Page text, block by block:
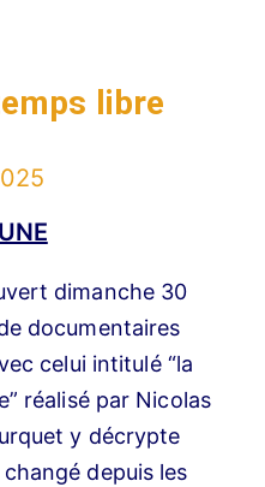
libre
dimanche 30
documentaires
celui intitulé “la
réalisé par Nicolas
y décrypte
depuis les